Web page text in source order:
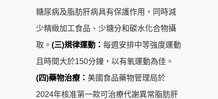
糖尿病及脂肪肝病具有保護作用，同時減
少精緻加工食品、少糖分和碳水化合物攝
取。 (三)規律運動： 每週安排中等強度運動
且時間大於150分鐘，以有氧運動為佳。
(四)藥物治療： 美國食品藥物管理局於
2024年核准第一款可治療代謝異常脂肪肝